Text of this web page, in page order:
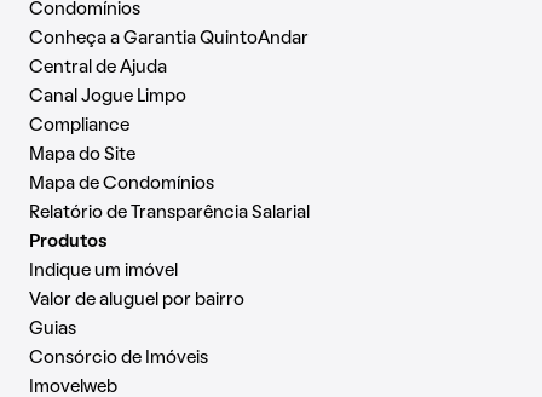
Condomínios
Conheça a Garantia QuintoAndar
Central de Ajuda
Canal Jogue Limpo
Compliance
Mapa do Site
Mapa de Condomínios
Relatório de Transparência Salarial
Produtos
Indique um imóvel
Valor de aluguel por bairro
Guias
Consórcio de Imóveis
Imovelweb